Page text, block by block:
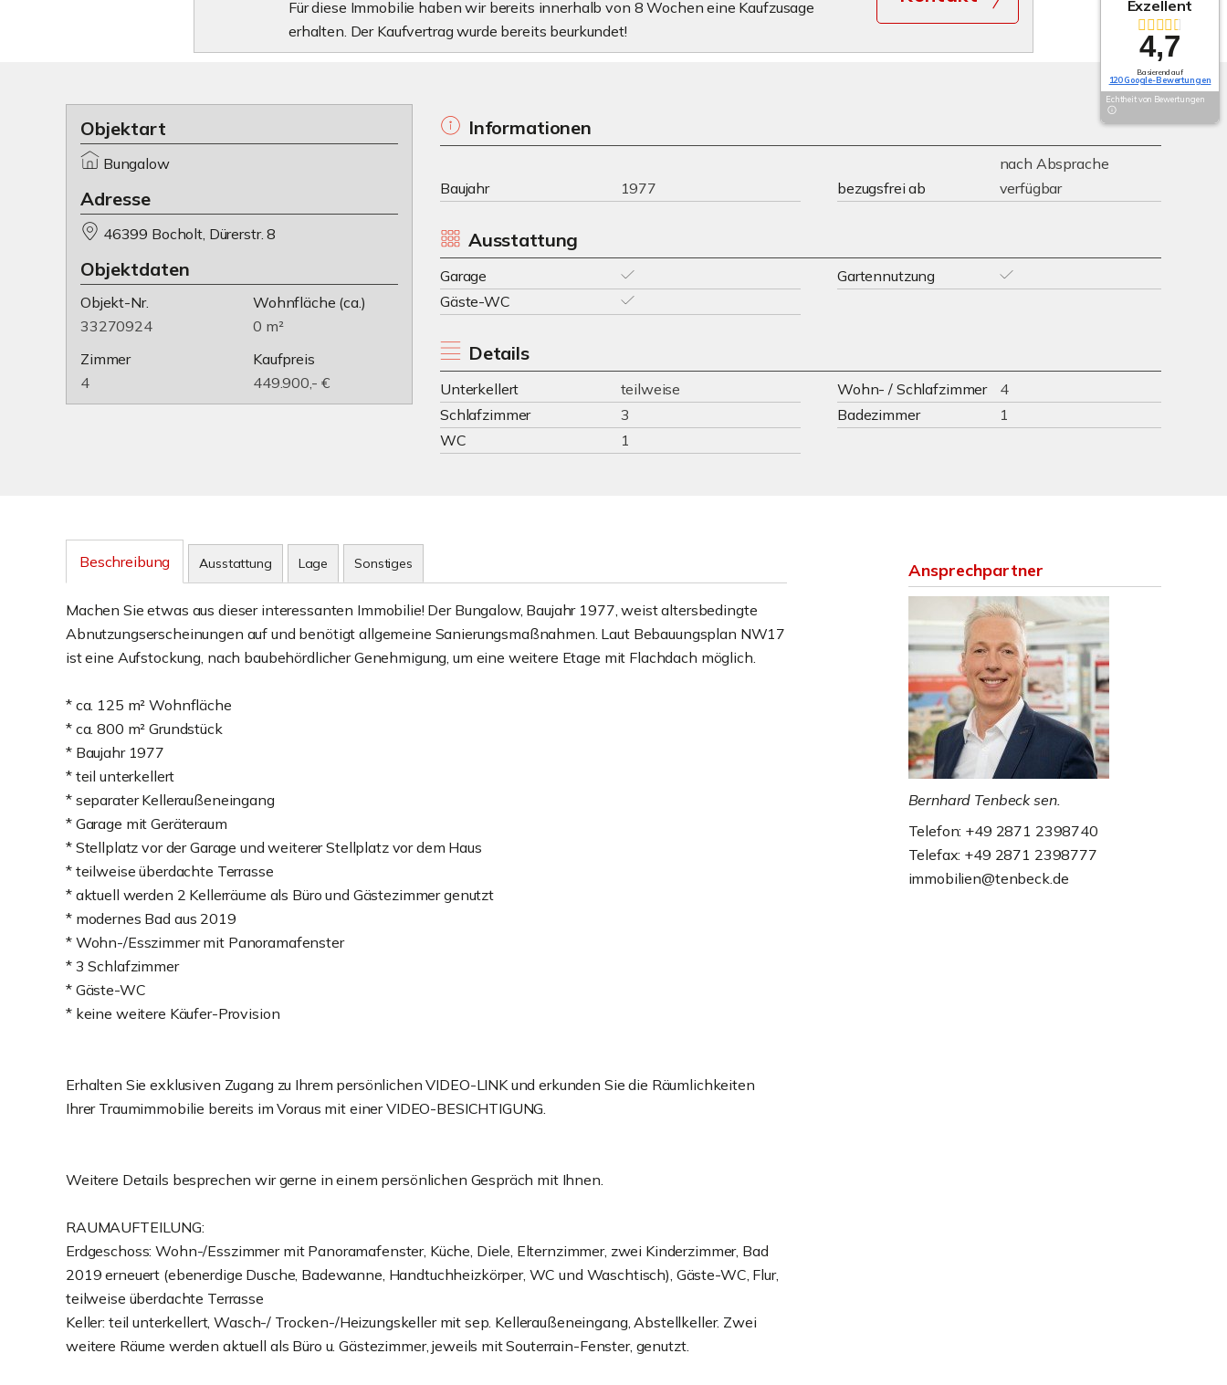
Für diese Immobilie haben wir bereits innerhalb von 8 Wochen eine Kaufzusage
erhalten. Der Kaufvertrag wurde bereits beurkundet!
Objektart
Bungalow
Adresse
46399 Bocholt, Dürerstr. 8
Objektdaten
Objekt-Nr.
33270924
Wohnfläche (ca.)
0 m²
Zimmer
4
Kaufpreis
449.900,- €
Informationen
Baujahr 1977 bezugsfrei ab
nach Absprache
verfügbar
Ausstattung
Garage
Gartennutzung
Gäste-WC
Details
Unterkellert teilweise Wohn- / Schlafzimmer
4
Schlafzimmer
3 Badezimmer
1
WC
1
Beschreibung Ausstattung Lage Sonstiges
Machen Sie etwas aus dieser interessanten Immobilie! Der Bungalow, Baujahr 1977, weist altersbedingte
Abnutzungserscheinungen auf und benötigt allgemeine Sanierungsmaßnahmen. Laut Bebauungsplan NW17
ist eine Aufstockung, nach baubehördlicher Genehmigung, um eine weitere Etage mit Flachdach möglich.
* ca. 125 m² Wohnfläche
* ca. 800 m² Grundstück
* Baujahr 1977
* teil unterkellert
* separater Kelleraußeneingang
* Garage mit Geräteraum
* Stellplatz vor der Garage und weiterer Stellplatz vor dem Haus
* teilweise überdachte Terrasse
* aktuell werden 2 Kellerräume als Büro und Gästezimmer genutzt
* modernes Bad aus 2019
* Wohn-/Esszimmer mit Panoramafenster
* 3 Schlafzimmer
* Gäste-WC
* keine weitere Käufer-Provision
Erhalten Sie exklusiven Zugang zu Ihrem persönlichen VIDEO-LINK und erkunden Sie die Räumlichkeiten
Ihrer Traumimmobilie bereits im Voraus mit einer VIDEO-BESICHTIGUNG.
Weitere Details besprechen wir gerne in einem persönlichen Gespräch mit Ihnen.
RAUMAUFTEILUNG:
Erdgeschoss: Wohn-/Esszimmer mit Panoramafenster, Küche, Diele, Elternzimmer, zwei Kinderzimmer, Bad
2019 erneuert (ebenerdige Dusche, Badewanne, Handtuchheizkörper, WC und Waschtisch), Gäste-WC, Flur,
teilweise überdachte Terrasse
Keller: teil unterkellert, Wasch-/ Trocken-/Heizungskeller mit sep. Kelleraußeneingang, Abstellkeller. Zwei
weitere Räume werden aktuell als Büro u. Gästezimmer, jeweils mit Souterrain-Fenster, genutzt.
Ansprechpartner
Bernhard Tenbeck sen.
Telefon: +49 2871 2398740
Telefax: +49 2871 2398777
immobilien@tenbeck.de
Exzellent
4,7
Basierend auf
120 Google-Bewertungen
Echtheit von Bewertungen